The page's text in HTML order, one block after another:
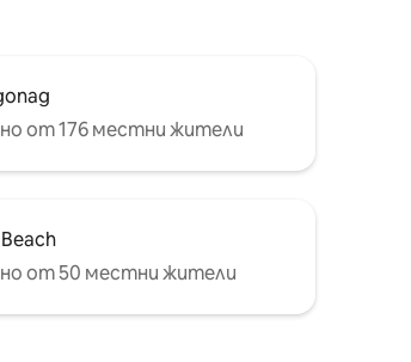
от 176 местни жители
от 50 местни жители